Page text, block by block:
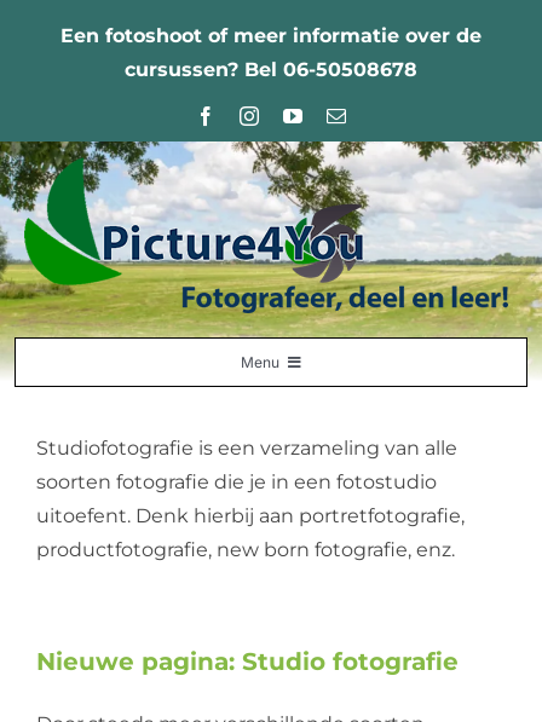
Een fotoshoot of meer informatie over de
cursussen? Bel 06-50508678
Menu
Nabestellingen
Studiofotografie is een verzameling van alle
soorten fotografie die je in een fotostudio
uitoefent. Denk hierbij aan portretfotografie,
productfotografie, new born fotografie, enz.
Nieuwe pagina: Studio fotografie